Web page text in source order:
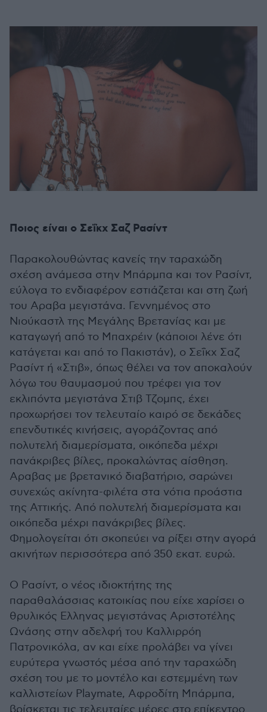
Ποιος είναι ο Σεΐκχ Σαζ Ρασίντ
Παρακολουθώντας κανείς την ταραχώδη
σχέση ανάμεσα στην Μπάρμπα και τον Ρασίντ,
εύλογα το ενδιαφέρον εστιάζεται και στη ζωή
του Αραβα μεγιστάνα. Γεννημένος στο
Νιούκαστλ της Μεγάλης Βρετανίας και με
καταγωγή από το Μπαχρέιν (κάποιοι λένε ότι
κατάγεται και από το Πακιστάν), ο Σεΐκχ Σαζ
Ρασίντ ή «Στιβ», όπως θέλει να τον αποκαλούν
λόγω του θαυμασμού που τρέφει για τον
εκλιπόντα μεγιστάνα Στιβ Τζομπς, έχει
προχωρήσει τον τελευταίο καιρό σε δεκάδες
επενδυτικές κινήσεις, αγοράζοντας από
πολυτελή διαμερίσματα, οικόπεδα μέχρι
πανάκριβες βίλες, προκαλώντας αίσθηση.
Αραβας με βρετανικό διαβατήριο, σαρώνει
συνεχώς ακίνητα-φιλέτα στα νότια προάστια
της Αττικής. Από πολυτελή διαμερίσματα και
οικόπεδα μέχρι πανάκριβες βίλες.
Φημολογείται ότι σκοπεύει να ρίξει στην αγορά
ακινήτων περισσότερα από 350 εκατ. ευρώ.
Ο Ρασίντ, ο νέος ιδιοκτήτης της
παραθαλάσσιας κατοικίας που είχε χαρίσει ο
θρυλικός Ελληνας μεγιστάνας Αριστοτέλης
Ωνάσης στην αδελφή του Καλλιρρόη
Πατρονικόλα, αν και είχε προλάβει να γίνει
ευρύτερα γνωστός μέσα από την ταραχώδη
σχέση του με το μοντέλο και εστεμμένη των
καλλιστείων Playmate, Αφροδίτη Μπάρμπα,